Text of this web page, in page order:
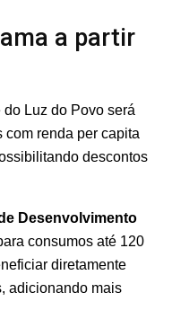
a partir
Luz do Povo será
renda per capita
descontos
Desenvolvimento
consumos até 120
diretamente
adicionando mais